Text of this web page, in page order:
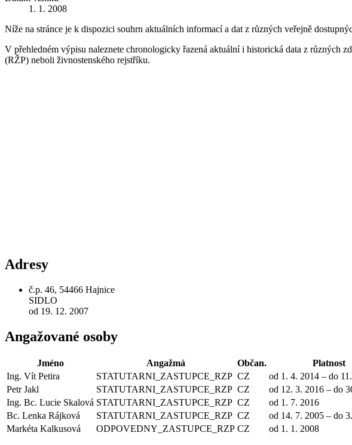
1. 1. 2008
Níže na stránce je k dispozici souhrn aktuálních informací a dat z různých veřejně
V přehledném výpisu naleznete chronologicky řazená aktuální i historická data z různých
(RŽP) neboli živnostenského rejstříku.
Adresy
č.p. 46, 54466 Hajnice
SIDLO
od 19. 12. 2007
Angažované osoby
Jméno Angažmá Občan.
Platnost
Ing. Vít Petira
STATUTARNI_ZASTUPCE_RZP CZ
od 1. 4. 2014 – do
Petr Jakl
STATUTARNI_ZASTUPCE_RZP CZ
od 12. 3. 2016 – do
Ing. Bc. Lucie Skalová STATUTARNI_ZASTUPCE_RZP CZ
od 1. 7. 2016
Bc. Lenka Rájková
STATUTARNI_ZASTUPCE_RZP CZ
od 14. 7. 2005 – do
Markéta Kalkusová
ODPOVEDNY_ZASTUPCE_RZP CZ od 1. 1. 2008